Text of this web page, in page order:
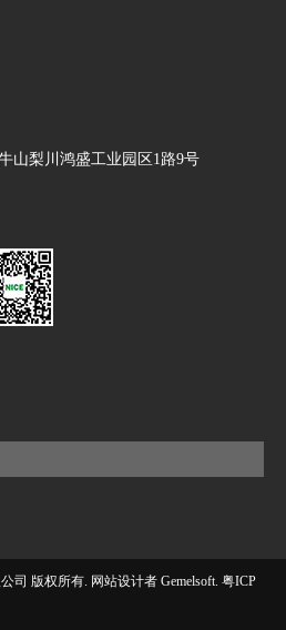
山梨川鸿盛工业园区1路9号
司 版权所有. 网站设计者Gemelsoft .粤ICP